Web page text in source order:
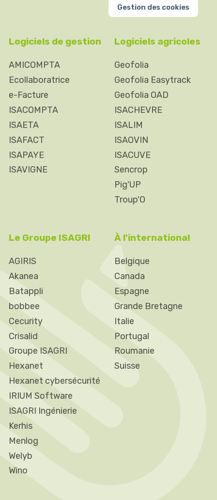
Gestion des cookies
Logiciels de gestion
AMICOMPTA
Ecollaboratrice
e-Facture
ISACOMPTA
ISAETA
ISAFACT
ISAPAYE
ISAVIGNE
Logiciels agricoles
Geofolia
Geofolia Easytrack
Geofolia OAD
ISACHEVRE
ISALIM
ISAOVIN
ISACUVE
Sencrop
Pig'UP
Troup'O
Le Groupe ISAGRI
AGIRIS
Akanea
Batappli
bobbee
Cecurity
Crisalid
Groupe ISAGRI
Hexanet
Hexanet cybersécurité
IRIUM Software
ISAGRI Ingénierie
Kerhis
Menlog
Welyb
Wino
À l'international
Belgique
Canada
Espagne
Grande Bretagne
Italie
Portugal
Roumanie
Suisse